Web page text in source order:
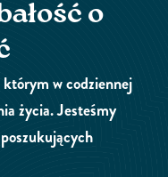
o
w codziennej
życia. Jesteśmy